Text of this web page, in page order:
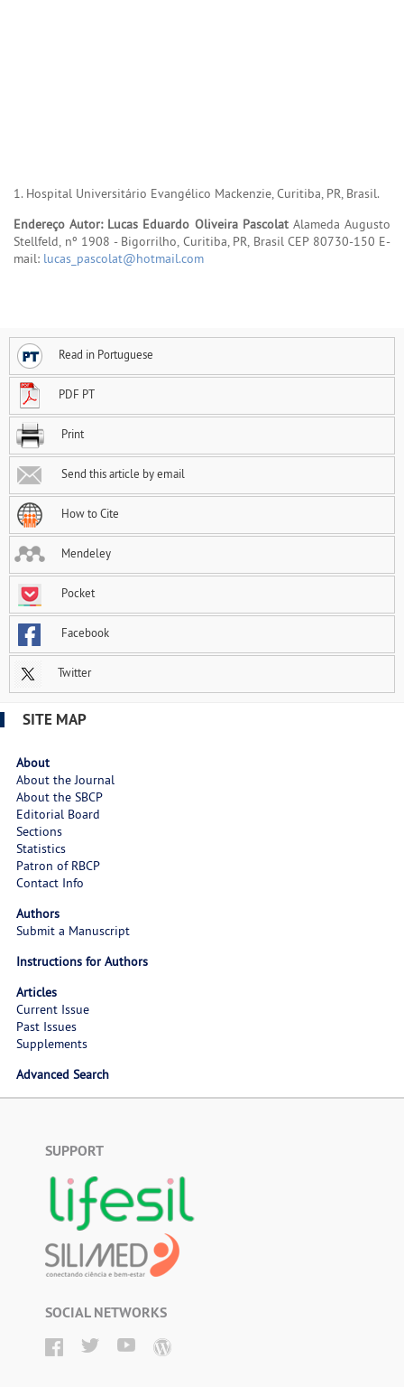
1. Hospital Universitário Evangélico Mackenzie, Curitiba, PR, Brasil.
Endereço Autor: Lucas Eduardo Oliveira PascolatAlameda Augusto
Stellfeld, nº 1908 - Bigorrilho, Curitiba, PR, Brasil CEP 80730-150 E-
mail: lucas_pascolat@hotmail.com
Read in Portuguese
PDF PT
Print
Send this article by email
How to Cite
Mendeley
Pocket
Facebook
Twitter
SITE MAP
About
About the Journal
About the SBCP
Editorial Board
Sections
Statistics
Patron of RBCP
Contact Info
Authors
Submit a Manuscript
Instructions for Authors
Articles
Current Issue
Past Issues
Supplements
Advanced Search
SUPPORT
SOCIAL NETWORKS